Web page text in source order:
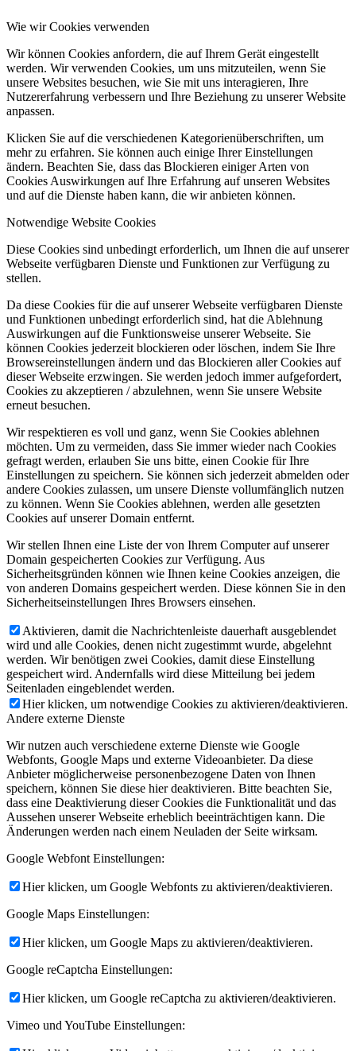
Wie wir Cookies verwenden
Wir können Cookies anfordern, die auf Ihrem Gerät eingestellt
werden. Wir verwenden Cookies, um uns mitzuteilen, wenn Sie
unsere Websites besuchen, wie Sie mit uns interagieren, Ihre
Nutzererfahrung verbessern und Ihre Beziehung zu unserer Website
anpassen.
Klicken Sie auf die verschiedenen Kategorienüberschriften, um
mehr zu erfahren. Sie können auch einige Ihrer Einstellungen
ändern. Beachten Sie, dass das Blockieren einiger Arten von
Cookies Auswirkungen auf Ihre Erfahrung auf unseren Websites
und auf die Dienste haben kann, die wir anbieten können.
Notwendige Website Cookies
Diese Cookies sind unbedingt erforderlich, um Ihnen die auf unserer
Webseite verfügbaren Dienste und Funktionen zur Verfügung zu
stellen.
Da diese Cookies für die auf unserer Webseite verfügbaren Dienste
und Funktionen unbedingt erforderlich sind, hat die Ablehnung
Auswirkungen auf die Funktionsweise unserer Webseite. Sie
können Cookies jederzeit blockieren oder löschen, indem Sie Ihre
Browsereinstellungen ändern und das Blockieren aller Cookies auf
dieser Webseite erzwingen. Sie werden jedoch immer aufgefordert,
Cookies zu akzeptieren / abzulehnen, wenn Sie unsere Website
erneut besuchen.
Wir respektieren es voll und ganz, wenn Sie Cookies ablehnen
möchten. Um zu vermeiden, dass Sie immer wieder nach Cookies
gefragt werden, erlauben Sie uns bitte, einen Cookie für Ihre
Einstellungen zu speichern. Sie können sich jederzeit abmelden oder
andere Cookies zulassen, um unsere Dienste vollumfänglich nutzen
zu können. Wenn Sie Cookies ablehnen, werden alle gesetzten
Cookies auf unserer Domain entfernt.
Wir stellen Ihnen eine Liste der von Ihrem Computer auf unserer
Domain gespeicherten Cookies zur Verfügung. Aus
Sicherheitsgründen können wie Ihnen keine Cookies anzeigen, die
von anderen Domains gespeichert werden. Diese können Sie in den
Sicherheitseinstellungen Ihres Browsers einsehen.
Aktivieren, damit die Nachrichtenleiste dauerhaft ausgeblendet
wird und alle Cookies, denen nicht zugestimmt wurde, abgelehnt
werden. Wir benötigen zwei Cookies, damit diese Einstellung
gespeichert wird. Andernfalls wird diese Mitteilung bei jedem
Seitenladen eingeblendet werden.
Hier klicken, um notwendige Cookies zu aktivieren/deaktivieren.
Andere externe Dienste
Wir nutzen auch verschiedene externe Dienste wie Google
Webfonts, Google Maps und externe Videoanbieter. Da diese
Anbieter möglicherweise personenbezogene Daten von Ihnen
speichern, können Sie diese hier deaktivieren. Bitte beachten Sie,
dass eine Deaktivierung dieser Cookies die Funktionalität und das
Aussehen unserer Webseite erheblich beeinträchtigen kann. Die
Änderungen werden nach einem Neuladen der Seite wirksam.
Google Webfont Einstellungen:
Hier klicken, um Google Webfonts zu aktivieren/deaktivieren.
Google Maps Einstellungen:
Hier klicken, um Google Maps zu aktivieren/deaktivieren.
Google reCaptcha Einstellungen:
Hier klicken, um Google reCaptcha zu aktivieren/deaktivieren.
Vimeo und YouTube Einstellungen: